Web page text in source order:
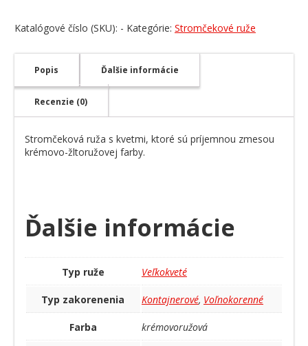
Wales
stromčeková
Katalógové číslo (SKU): - Kategórie: Stromčekové ruže
Popis Ďalšie informácie
Recenzie (0)
Stromčeková ruža s kvetmi, ktoré sú príjemnou zmesou
krémovo-žltoružovej farby.
Ďalšie informácie
Typ ruže Veľkokveté
Typ zakorenenia Kontajnerové, Voľnokorenné
Farba krémovoružová